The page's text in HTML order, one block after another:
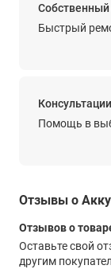
Быстрый
Помощь в
Отзывы о
Отзывов о
Оставьте свой
другим